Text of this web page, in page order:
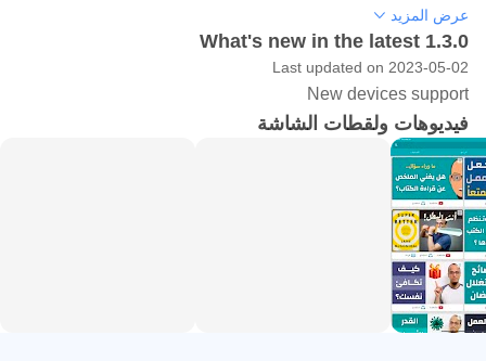
عرض المزيد
What's new in the latest 1.3.0
Last updated on 2023-05-02
New devices support
فيديوهات ولقطات الشاشة